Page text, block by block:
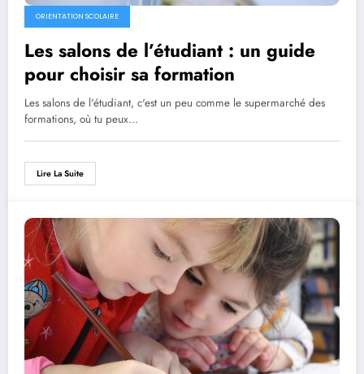
ORIENTATION SCOLAIRE
Les salons de l’étudiant : un guide
pour choisir sa formation
Les salons de l'étudiant, c'est un peu comme le supermarché des
formations, où tu peux…
Lire La Suite